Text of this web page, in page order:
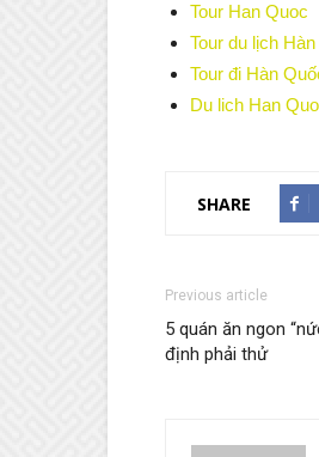
Tour Han Quoc
Tour du lịch
Tour đi Hàn
Du lich Han
SHARE
Previous article
5 quán ăn ngon
định phải thử